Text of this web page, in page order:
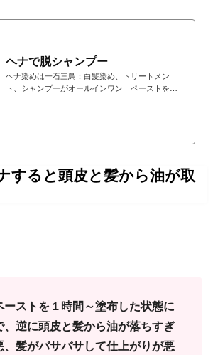
ヘナで脱シャンプー
ヘナ染めは一石三鳥：白髪染め、トリートメン
ト、シャンプーがオールインワン ペーストを頭
すると頭皮と髪から油が取
ストを１時間～塗布した状態に
、逆に頭皮と髪から油が落ちすぎ
髪がバサバサして仕上がりが悪